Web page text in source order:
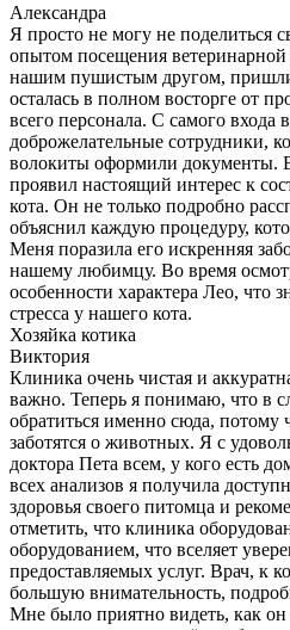
Александра
Я просто не могу не поделиться
опытом посещения
нашим пушистым другом,
осталась в полном восторге от
всего персонала. С самого входа
доброжелательные сотрудники,
волокиты оформили документы.
проявил настоящий интерес к
кота. Он не только подробно
объяснил каждую процедуру,
Меня поразила его искренняя
нашему любимцу. Во время
особенности характера Лео, что
стресса у нашего кота.
Хозяйка котика
Виктория
Клиника очень чистая и
важно. Теперь я понимаю, что в
обратиться именно сюда, потому
заботятся о животных. Я с
доктора Пета всем, у кого есть
всех анализов я получила
здоровья своего питомца и
отметить, что клиника
оборудованием, что вселяет
предоставляемых услуг. Врач, к
большую внимательность,
Мне было приятно видеть, как